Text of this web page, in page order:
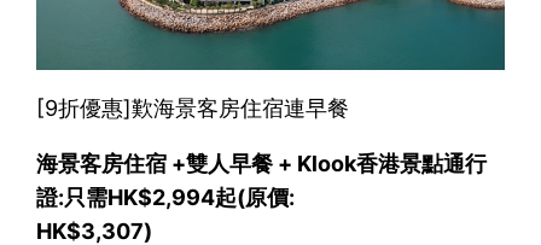
[9折優惠]歎海景客房住宿連早餐
海景客房住宿 +雙人早餐 + Klook香港景點通行
證:只需HK$2,994起(原價:
HK$3,307)